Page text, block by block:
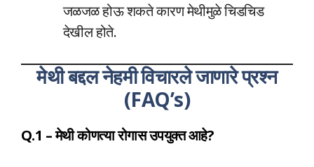
जळजळ होऊ शकते कारण मेथीमुळे चिडचिड
देखील होते.
मेथी बद्दल नेहमी विचारले जाणारे प्रश्न
(FAQ’s)
Q.1 – मेथी कोणत्या रोगास उपयुक्त आहे?